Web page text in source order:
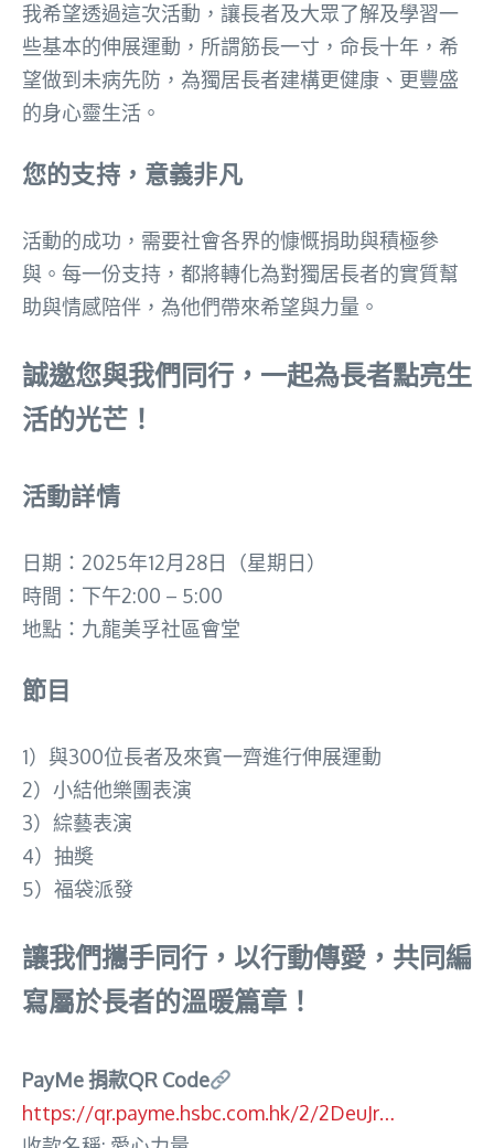
我希望透過這次活動，讓長者及大眾了解及學習一
些基本的伸展運動，所謂筋長一寸，命長十年，希
望做到未病先防，為獨居長者建構更健康、更豐盛
的身心靈生活。
您的支持，意義非凡
活動的成功，需要社會各界的慷慨捐助與積極參
與。每一份支持，都將轉化為對獨居長者的實質幫
助與情感陪伴，為他們帶來希望與力量。
誠邀您與我們同行，一起為長者點亮生
活的光芒！
活動詳情
日期：2025年12月28日（星期日）
時間：下午2:00 – 5:00
地點：九龍美孚社區會堂
節目
1）與300位長者及來賓一齊進行伸展運動
2）小結他樂團表演
3）綜藝表演
4）抽奬
5）福袋派發
讓我們攜手同行，以行動傳愛，共同編
寫屬於長者的溫暖篇章！
PayMe 捐款QR Code
https://qr.payme.hsbc.com.hk/2/2DeuJr…